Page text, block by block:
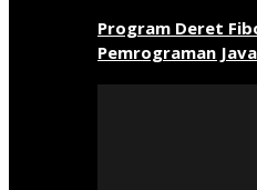
Program Deret
Pemrograman Java